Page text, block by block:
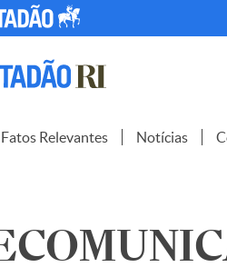
Fatos Relevantes Notícias